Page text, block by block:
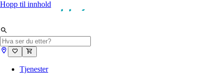
Hopp til innhold
Tjenester